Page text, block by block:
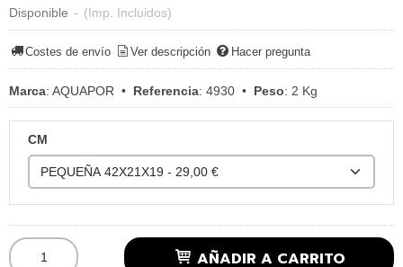
Disponible - (Imp. Incluidos)
Costes de envío Ver descripción Hacer pregunta
Marca: AQUAPOR • Referencia: 4930 • Peso: 2 Kg
CM
AÑADIR A CARRITO